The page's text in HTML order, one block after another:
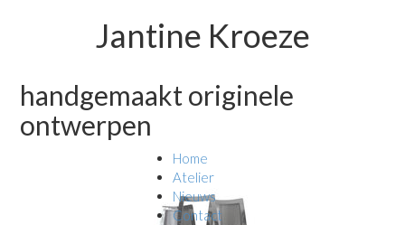
Jantine Kroeze
handgemaakt originele
ontwerpen
Home
Atelier
Nieuws
Contact